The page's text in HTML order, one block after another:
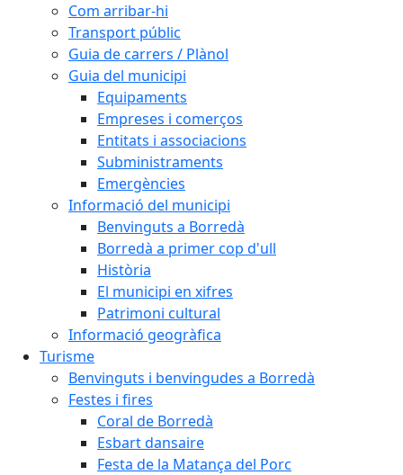
Com arribar-hi
Transport públic
Guia de carrers / Plànol
Guia del municipi
Equipaments
Empreses i comerços
Entitats i associacions
Subministraments
Emergències
Informació del municipi
Benvinguts a Borredà
Borredà a primer cop d'ull
Història
El municipi en xifres
Patrimoni cultural
Informació geogràfica
Turisme
Benvinguts i benvingudes a Borredà
Festes i fires
Coral de Borredà
Esbart dansaire
Festa de la Matança del Porc